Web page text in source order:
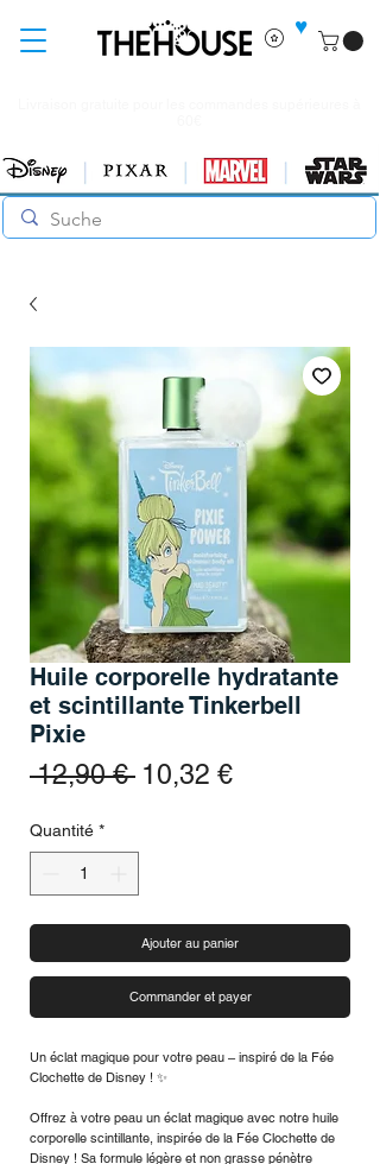
♥
Huile corporelle hydratante
et scintillante Tinkerbell
Pixie
12,90 € Prix original
10,32 €Prix
Quantité *
Ajouter au panier
Commander et payer
Un éclat magique pour votre peau – inspiré de la Fée
Clochette de Disney ! ✨
Offrez à votre peau un éclat magique avec notre huile
corporelle scintillante, inspirée de la Fée Clochette de
Disney ! Sa formule légère et non grasse pénètre